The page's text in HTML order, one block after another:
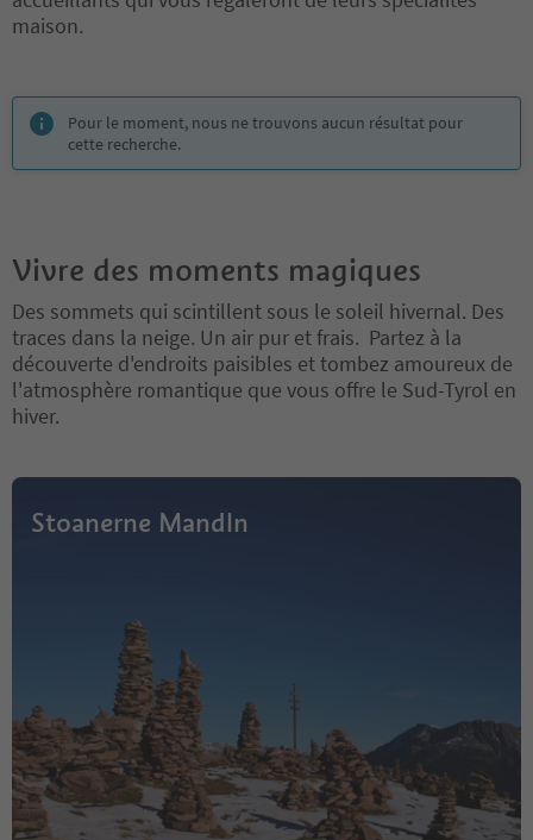
maison.
Pour le moment, nous ne trouvons aucun résultat pour
cette recherche.
Vivre des moments magiques
Des sommets qui scintillent sous le soleil hivernal. Des
traces dans la neige. Un air pur et frais. Partez à la
découverte d'endroits paisibles et tombez amoureux de
l'atmosphère romantique que vous offre le Sud-Tyrol en
hiver.
Stoanerne Mandln